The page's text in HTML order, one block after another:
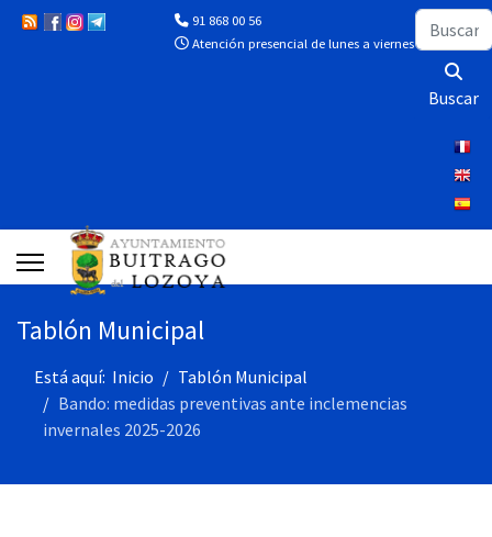
91 868 00 56
Atención presencial de lunes a viernes de 10:00 a
Buscar
Buscar
Tablón Municipal
Está aquí: Inicio
Tablón Municipal
Bando: medidas preventivas ante inclemencias
invernales 2025-2026